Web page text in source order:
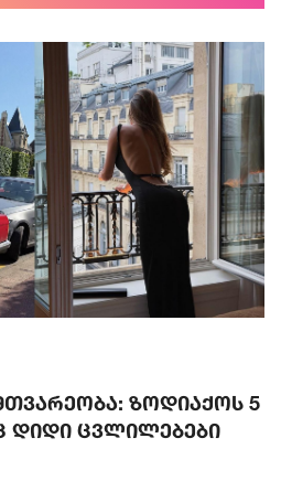
ზოდიაქოს 5
დიდი ცვლილებები